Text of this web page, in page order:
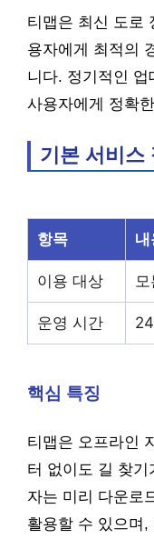
티맵은 최신 도로
용자에게 최적의
니다. 정기적인
사용자에게 정확
기본 서비스
항목 내
이용 대상
운영 시간
핵심 특징
티맵은 오프라인
터 없이도 길 찾
자는 미리 다운로
활용할 수 있으며,